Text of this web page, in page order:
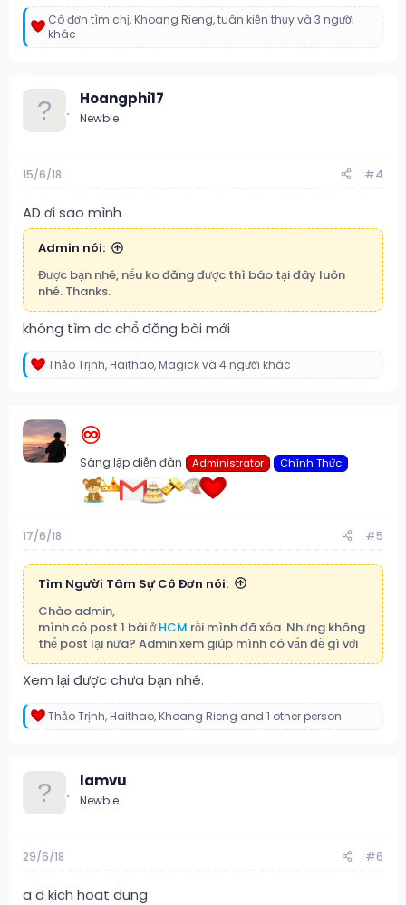
R
e
Cô đơn tìm chị, Khoang Rieng,tuân kiến thụyvà 3 người
khác
Hoangphi17
Newbie
15/6/18 #4
AD ơi sao mình
Admin nói:
Được bạn nhé, nếu ko đăng được thì báo tại đây luôn
nhé. Thanks.
không tìm dc chổ đăng bài mới
R
t
i
o
Thảo Trịnh, Haithao, Magickvà 4 người khác
♾️
Sáng lập diễn đàn Administrator Chính Thức
17/6/18 #5
Tìm Người Tâm Sự Cô Đơn nói:
Chào admin,
mình có post 1 bài ởHCM rồi mình đã xóa. Nhưng không
thể post lại nữa? Admin xem giúp mình có vấn đề gì với
Xem lại được chưa bạn nhé.
R
:
Thảo Trịnh, Haithao, Khoang Rieng and 1 other person
lamvu
Newbie
29/6/18 #6
a d kich hoat dung